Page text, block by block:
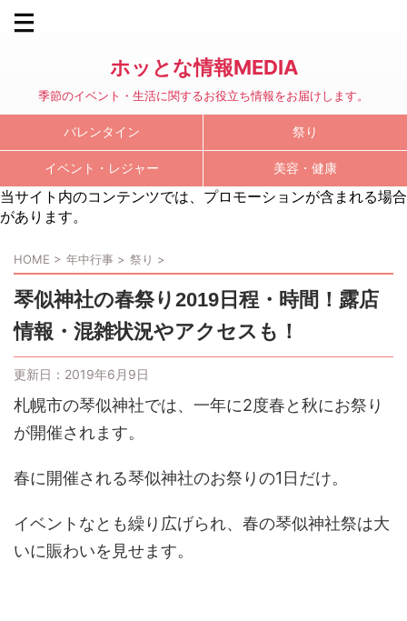
ホッとな情報MEDIA
季節のイベント・生活に関するお役立ち情報をお届けします。
バレンタイン 祭り
イベント・レジャー 美容・健康
当サイト内のコンテンツでは、プロモーションが含まれる場合
があります。
HOME > 年中行事 > 祭り >
琴似神社の春祭り2019日程・時間！露店
情報・混雑状況やアクセスも！
更新日： 2019年6月9日
札幌市の琴似神社では、一年に2度春と秋にお祭り
が開催されます。
春に開催される琴似神社のお祭りの1日だけ。
イベントなとも繰り広げられ、春の琴似神社祭は大
いに賑わいを見せます。